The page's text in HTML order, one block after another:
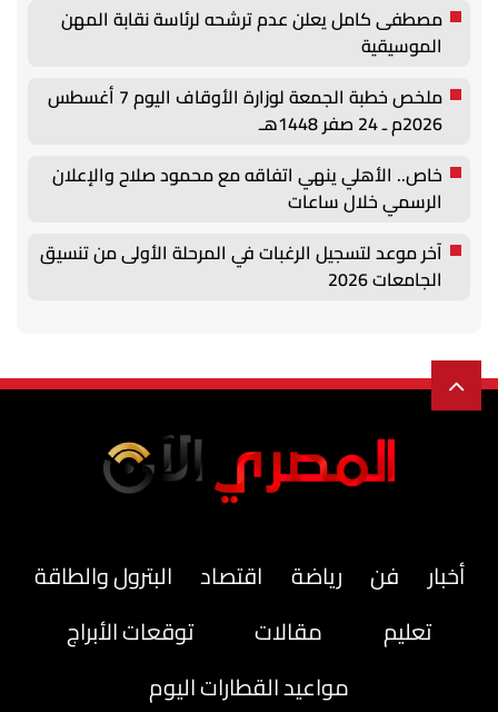
مصطفى كامل يعلن عدم ترشحه لرئاسة نقابة المهن
الموسيقية
ملخص خطبة الجمعة لوزارة الأوقاف اليوم 7 أغسطس
2026م ـ 24 صفر 1448هـ
خاص.. الأهلي ينهي اتفاقه مع محمود صلاح والإعلان
الرسمي خلال ساعات
آخر موعد لتسجيل الرغبات في المرحلة الأولى من تنسيق
الجامعات 2026
أخبار فن رياضة اقتصاد
البترول والطاقة
تعليم
مقالات
توقعات الأبراج
مواعيد القطارات اليوم